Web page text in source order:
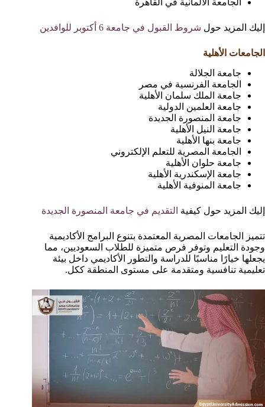
إليك المزيد حول شروط القبول في جامعة 6 أكتوبر للوافدين
الجامعات الأهلية
جامعة الجلالة
الجامعة الفرنسية في مصر
جامعة الملك سلمان الأهلية
جامعة العلمين الدولية
جامعة المنصورة الجديدة
جامعة النيل الأهلية
جامعة بنها الأهلية
الجامعة المصرية للتعلم الإلكتروني
جامعة حلوان الأهلية
جامعة الإسكندرية الأهلية
جامعة المنوفية الأهلية
إليك المزيد حول كيفية التقديم في جامعة المنصورة الجديدة
تتميز الجامعات المصرية المعتمدة بتنوع البرامج الأكاديمية
وجودة التعليم وتوفر فرص متميزة للطلاب السعوديين، مما
يجعلها خيارًا مناسبًا للدراسة والتطور الأكاديمي داخل بيئة
تعليمية تنافسية ومتقدمة على مستوى المنطقة ككل.